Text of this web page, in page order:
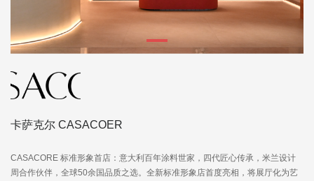
卡萨克尔 CASACOER
CASACORE 标准形象首店：意大利百年涂料世家，四代匠心传承，米兰设计
周合作伙伴，全球50余国品质之选。全新标准形象店首度亮相，将展厅化为艺